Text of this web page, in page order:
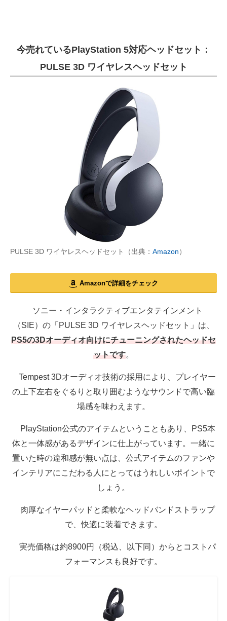
今売れているPlayStation 5対応ヘッドセット：
PULSE 3D ワイヤレスヘッドセット
PULSE 3D ワイヤレスヘッドセット（出典： Amazon）
Amazonで詳細をチェック
ソニー・インタラクティブエンタテインメント
（SIE）の「PULSE 3D ワイヤレスヘッドセット」は、
PS5の3Dオーディオ向けにチューニングされたヘッドセ
ットです。
Tempest 3Dオーディオ技術の採用により、プレイヤー
の上下左右をぐるりと取り囲むようなサウンドで高い臨
場感を味わえます。
PlayStation公式のアイテムということもあり、PS5本
体と一体感があるデザインに仕上がっています。一緒に
置いた時の違和感が無い点は、公式アイテムのファンや
インテリアにこだわる人にとってはうれしいポイントで
しょう。
肉厚なイヤーパッドと柔軟なヘッドバンドストラップ
で、快適に装着できます。
実売価格は約8900円（税込、以下同）からとコストパ
フォーマンスも良好です。